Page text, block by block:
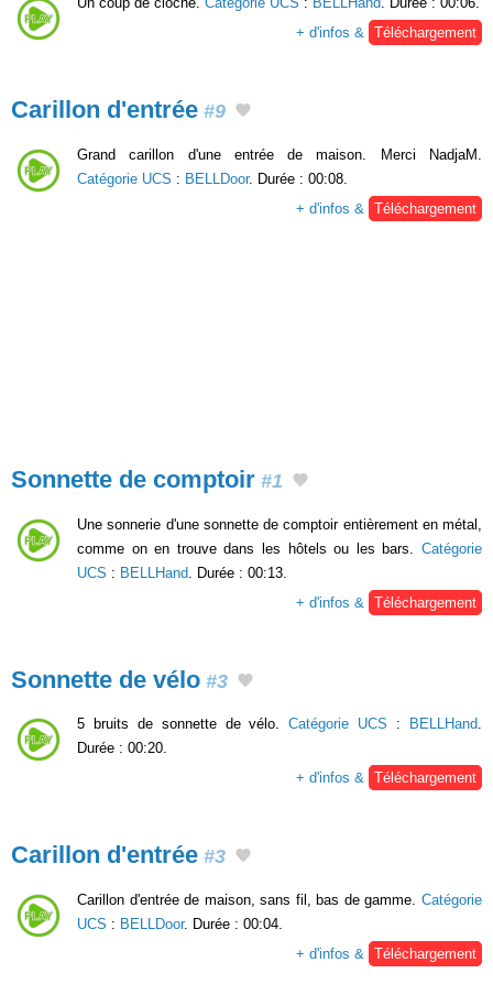
+ d'infos & Téléchargement
Carillon d'entrée #9
Grand carillon d'une entrée de maison. Merci NadjaM.
Catégorie UCS : BELLDoor. Durée : 00:08.
+ d'infos & Téléchargement
Sonnette de comptoir #1
Une sonnerie d'une sonnette de comptoir entièrement en métal,
comme on en trouve dans les hôtels ou les bars. Catégorie
UCS : BELLHand . Durée : 00:13.
+ d'infos &
Téléchargement
Sonnette de vélo #3
5 bruits de sonnette de vélo.Catégorie UCS : BELLHand.
Durée : 00:20.
+ d'infos & Téléchargement
Carillon d'entrée #3
Carillon d'entrée de maison, sans fil, bas de gamme. Catégorie
UCS : BELLDoor. Durée : 00:04.
+ d'infos & Téléchargement